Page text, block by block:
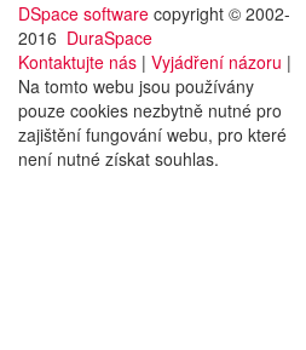
DSpace software copyright © 2002-
2016 DuraSpace
Kontaktujte nás | Vyjádření názoru |
Na tomto webu jsou používány
pouze cookies nezbytně nutné pro
zajištění fungování webu, pro které
není nutné získat souhlas.